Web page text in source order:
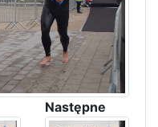
Następne